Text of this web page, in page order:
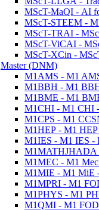
MScT-MaQI - AI
MScT-STEEM -
MScT-TRAI -
MScT-ViCAI -
MScT-XCin -
Master (DNM)
M1AMS - M1
M1BBH - M1
M1BME - M1
M1CHI - M1 CHI -
M1CPS - M1
M1HEP - M1 HEP
M1IES - M1 IES -
M1MATHJHADA -
M1MEC - M1
M1MIE - M1 MiE
M1MPRI - M1
M1PHYS - M1
M1QMI - M1